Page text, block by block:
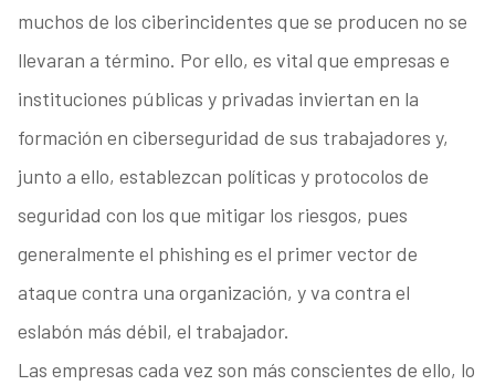
muchos de los ciberincidentes que se producen no se
llevaran a término. Por ello, es vital que empresas e
instituciones públicas y privadas inviertan en la
formación en ciberseguridad de sus trabajadores y,
junto a ello, establezcan políticas y protocolos de
seguridad con los que mitigar los riesgos, pues
generalmente el phishing es el primer vector de
ataque contra una organización, y va contra el
eslabón más débil, el trabajador.
Las empresas cada vez son más conscientes de ello, lo